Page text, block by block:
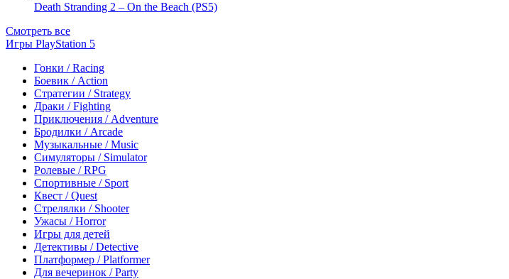
Death Stranding 2 – On the Beach (PS5)
Смотреть все
Игры PlayStation 5
Гонки / Racing
Боевик / Action
Стратегии / Strategy
Драки / Fighting
Приключения / Adventure
Бродилки / Arcade
Музыкальные / Music
Симуляторы / Simulator
Ролевые / RPG
Спортивные / Sport
Квест / Quest
Стрелялки / Shooter
Ужасы / Horror
Игры для детей
Детективы / Detective
Платформер / Platformer
Для вечеринок / Party